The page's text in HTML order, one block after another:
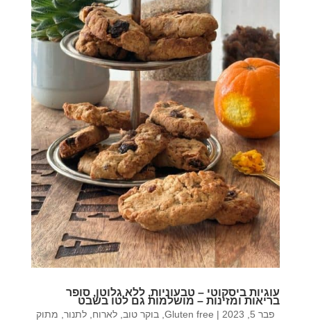
עוגיות ביסקוטי – טבעוניות, ללא גלוטן, סופר
בריאות ומזינות – מושלמות גם לטו בשבט
פבר 5, 2023 |
Gluten free בוקר טוב לארוח לתנור מתוק